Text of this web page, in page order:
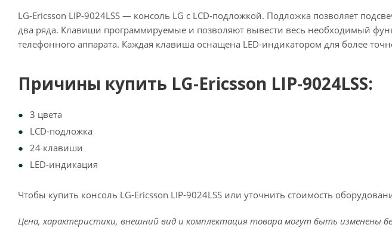
LG-Ericsson LIP-9024LSS — консоль LG с LCD-подложкой. Подложка позволяет
два ряда. Клавиши программируемые и позволяют вывести весь необходимый
телефонного аппарата. Каждая клавиша оснащена LED-индикатором для более
Причины купить LG-Ericsson LIP-9024LSS:
3 цвета
LCD-подложка
24 клавиши
LED-индикация
Чтобы купить консоль LG-Ericsson LIP-9024LSS или уточнить стоимость
Цена, характеристики, внешний вид и комплектация товара могут быть изменены